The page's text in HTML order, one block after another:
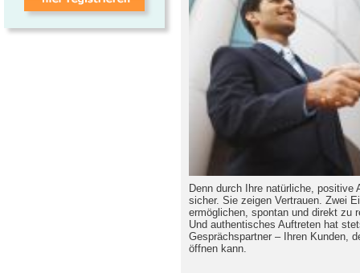
Denn durch Ihre natürliche,
sicher. Sie zeigen Vertrauen. Zwei
ermöglichen, spontan und direkt zu
Und authentisches Auftreten hat
Gesprächspartner – Ihren Kunden,
öffnen kann.